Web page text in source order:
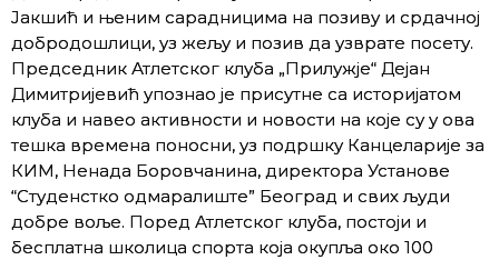
Јакшић и њеним сарадницима на позиву и срдачној
добродошлици, уз жељу и позив да узврате посету.
Председник Атлетског клуба „Прилужје“ Дејан
Димитријевић упознао је присутне са историјатом
клуба и навео активности и новости на које су у ова
тешка времена поносни, уз подршку Канцеларије за
КИМ, Ненада Боровчанина, директора Установе
“Студенстко одмаралиште” Београд и свих људи
добре воље. Поред Атлетског клуба, постоји и
бесплатна школица спорта која окупља око 100